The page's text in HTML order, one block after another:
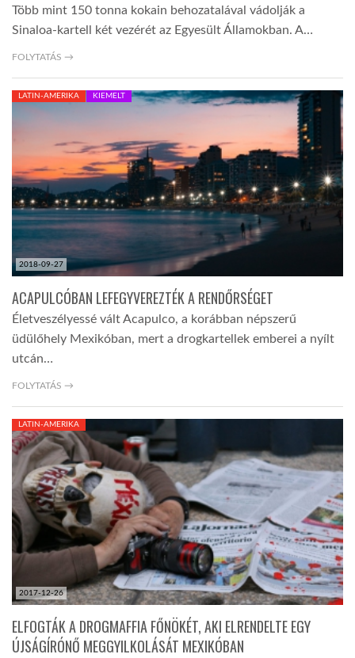
LINKTR.EE
GLOBOZSARU
DOBRAVERO.HU
LATIMO.HU
GLOBOBOOK
Több mint 150 tonna kokain behozatalával vádolják a
Sinaloa-kartell két vezérét az Egyesült Államokban. A…
FOLYTATÁS →
2018-09-27
LATIN-AMERIKA KIEMELT
ACAPULCÓBAN LEFEGYVEREZTÉK A RENDŐRSÉGET
Életveszélyessé vált Acapulco, a korábban népszerű
üdülőhely Mexikóban, mert a drogkartellek emberei a nyílt
utcán…
FOLYTATÁS →
2017-12-26
LATIN-AMERIKA
ELFOGTÁK A DROGMAFFIA FŐNÖKÉT, AKI ELRENDELTE EGY
ÚJSÁGÍRÓNŐ MEGGYILKOLÁSÁT MEXIKÓBAN